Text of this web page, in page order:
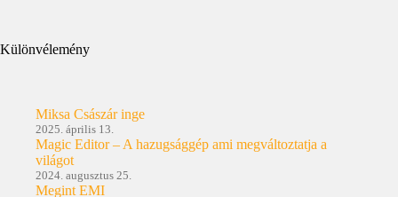
Különvélemény
Miksa Császár inge
2025. április 13.
Magic Editor – A hazugsággép ami megváltoztatja a
világot
2024. augusztus 25.
Megint EMI